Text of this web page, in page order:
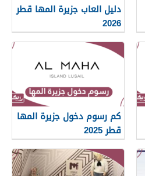
دليل العاب جزيرة المها قطر
2026
كم رسوم دخول جزيرة المها
قطر 2025